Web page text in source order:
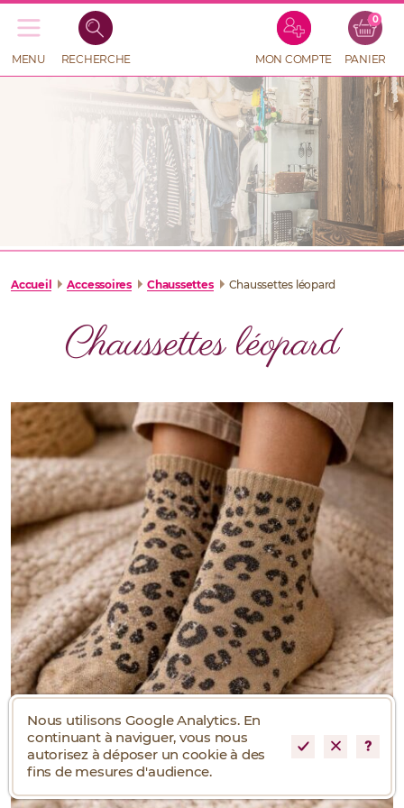
Recherche
de
MENU RECHERCHE MON COMPTE PANIER
0
RECHERCHE
DE
PRODUITS
Accueil Accessoires Chaussettes Chaussettes léopard
Chaussettes léopard
Nous utilisons Google Analytics. En
continuant à naviguer, vous nous
autorisez à déposer un cookie à des
fins de mesures d'audience.